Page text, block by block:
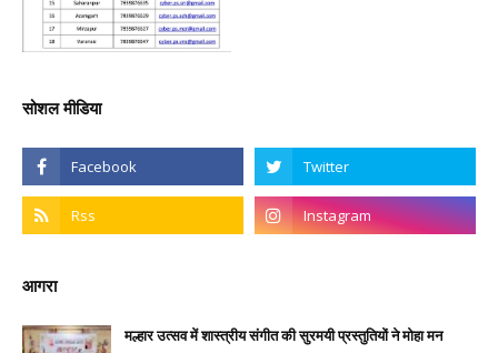
सोशल मीडिया
आगरा
मल्हार उत्सव में शास्त्रीय संगीत की सुरमयी प्रस्तुतियों ने मोहा मन